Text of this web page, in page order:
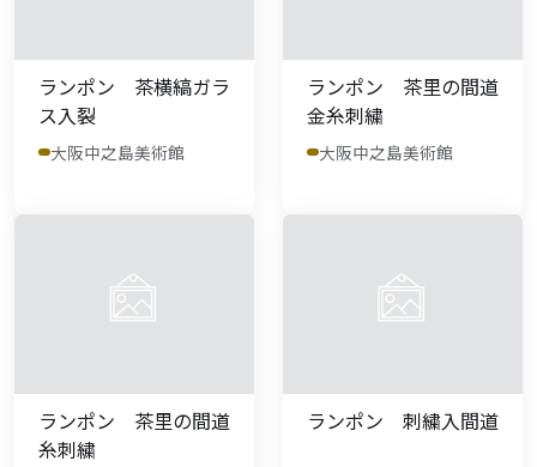
ランポン 茶横縞ガラ
ス入裂
大阪中之島美術館
ランポン 茶里の間道
金糸刺繍
大阪中之島美術館
ランポン 茶里の間道
糸刺繍
ランポン 刺繍入間道